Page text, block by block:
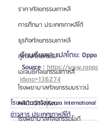
ราคาศัลยกรรมเกาหลี
การศึกษา ประเทศเกาหลีใต้
ธุรกิจศัลยกรรมเกาหลี
ดูดวงศัลยกรรม
เอเจนซี่ศัลยกรรมเกาหลี
โรงพยาบาลศัลยกรรมบราวน์
คลินิกผิวพรรณ
โรงพยาบาลศัลยกรรมไอดี
เรียบเรียงและแปลโดย:
Source : https://
idxno=136274
โรงพยาบาลวิวKorea International
ข่าวสาร ประเทศเกาหลีใต้